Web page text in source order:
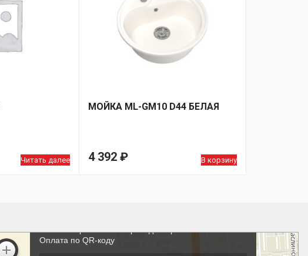
Читать далее
МОЙКA ML-GM10 D44 БЕЛАЯ
4 392 ₽ В корзину